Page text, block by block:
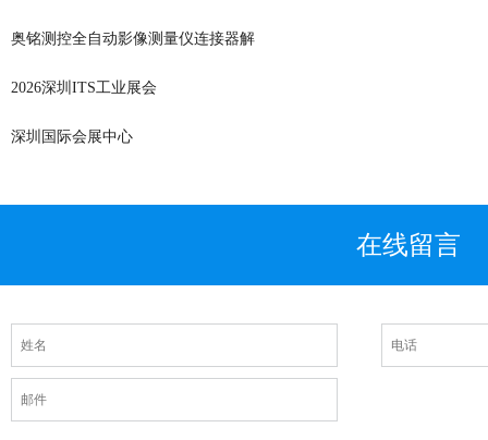
奥铭测控全自动影像测量仪连接器解
2026深圳ITS工业展会
深圳国际会展中心
在线留言